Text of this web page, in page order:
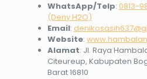
WhatsApp/Telp: 0813-
(Deny H2O)
Email:
Website:
Alamat: Jl. Raya
Citeureup, Kabupaten
Barat 16810